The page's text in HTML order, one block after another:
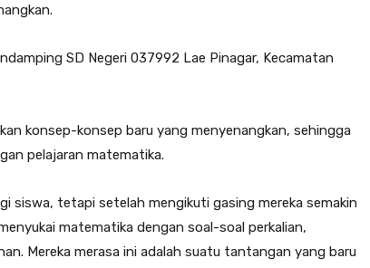
SD Negeri 037992 Lae Pinagar, Kecamatan
konsep-konsep baru yang menyenangkan, sehingga
pelajaran matematika.
siswa, tetapi setelah mengikuti gasing mereka semakin
matematika dengan soal-soal perkalian,
Mereka merasa ini adalah suatu tantangan yang baru